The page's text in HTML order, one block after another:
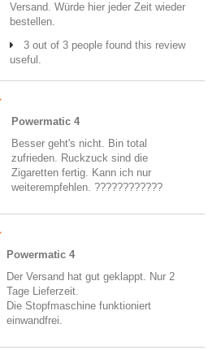
Versand. Würde hier jeder Zeit wieder
bestellen.
3 out of 3 people found this review
useful.
Powermatic 4
Besser geht's nicht. Bin total
zufrieden. Ruckzuck sind die
Zigaretten fertig. Kann ich nur
weiterempfehlen. ????????????
Powermatic 4
Der Versand hat gut geklappt. Nur 2
Tage Lieferzeit.
Die Stopfmaschine funktioniert
einwandfrei.